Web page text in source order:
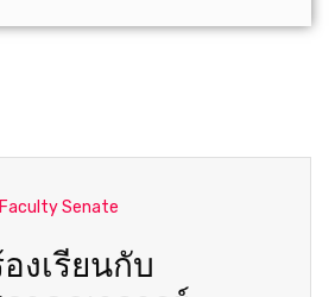
Senate
งเรียนกับ